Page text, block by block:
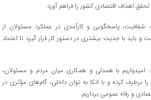
اهداف اقتصادی کشور را فراهم آورد.
شفافیت، پاسخگویی و کارآمدی در عملکرد مسئولان از
و باید با جدیت بیشتری در دستور کار قرار گیرد تا اعتماد
امیدواریم با همدلی و همکاری میان مردم و مسئولان،
برطرف کرده و با اتکا به توان داخلی، گام‌های مؤثری در
و رفاه عمومی برداریم.